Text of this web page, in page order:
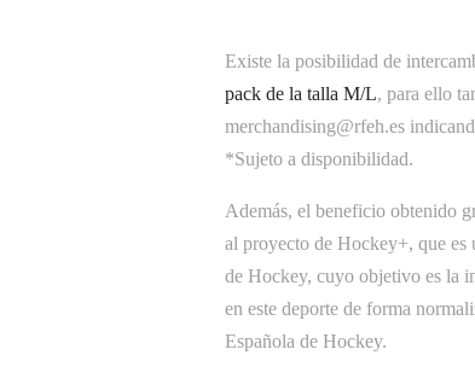
Existe la posibilidad de
pack de la talla M/L, para ello
merchandising@rfeh.es
*Sujeto a disponibilidad.
Además, el beneficio obtenido
al proyecto de Hockey+, que es
de Hockey, cuyo objetivo es la
en este deporte de forma
Española de Hockey.